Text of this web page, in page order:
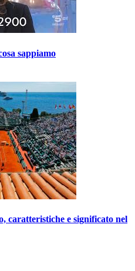
sappiamo
caratteristiche e significato nel